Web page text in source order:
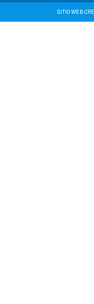
SITIO WEB